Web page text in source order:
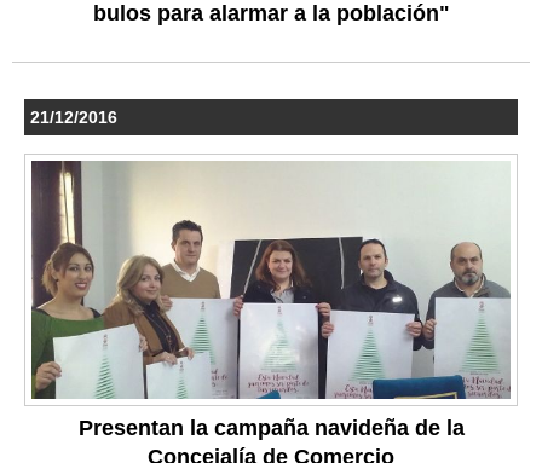
bulos para alarmar a la población"
21/12/2016
Presentan la campaña navideña de la
Concejalía de Comercio